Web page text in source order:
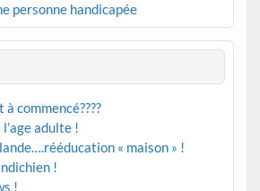
personne handicapée
commencé????
l’age adulte !
« maison » !
!
!